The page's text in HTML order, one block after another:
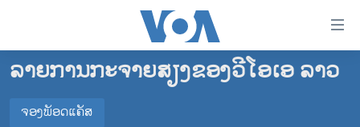
ເຂົ້າ
ຂ້າມ
ໂຮມເພຈ
ລາວ
ລາຍການກະຈາຍສຽງຂອງວີໂອເອ ລາວ
ຈອງພັອດແຄັສ